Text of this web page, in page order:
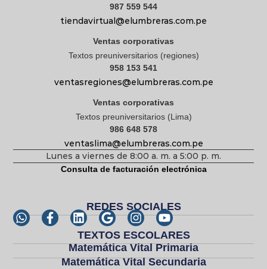
987 559 544
tiendavirtual@elumbreras.com.pe
Ventas corporativas
Textos preuniversitarios (regiones)
958 153 541
ventasregiones@elumbreras.com.pe
Ventas corporativas
Textos preuniversitarios (Lima)
986 648 578
ventaslima@elumbreras.com.pe
Lunes a viernes de 8:00 a. m. a 5:00 p. m.
Consulta de facturación electrónica
REDES SOCIALES
TEXTOS ESCOLARES
Matemática Vital Primaria
Matemática Vital Secundaria